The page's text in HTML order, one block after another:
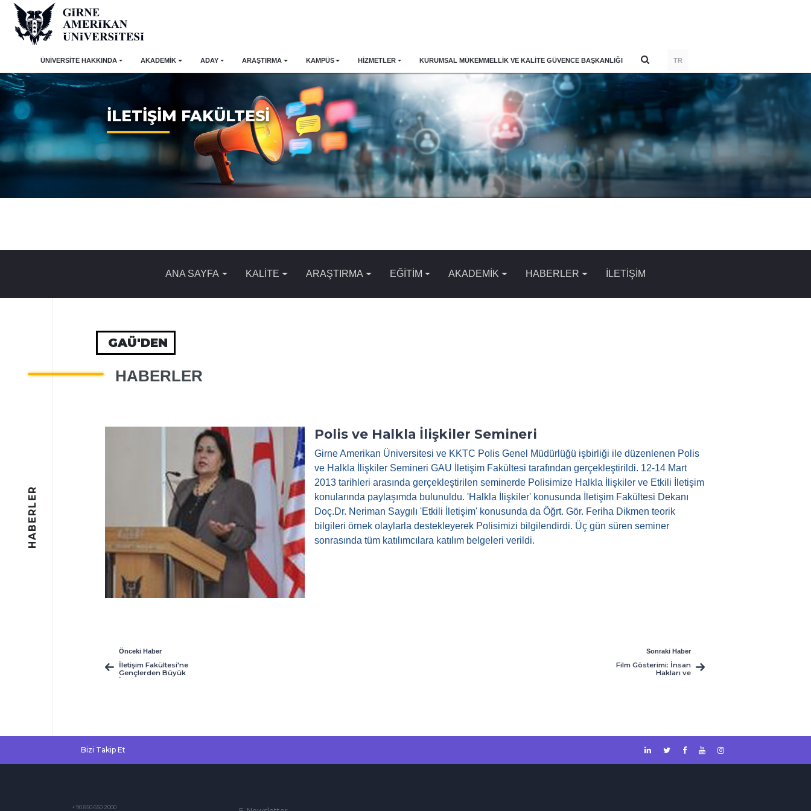
ÜNİVERSİTE HAKKINDA AKADEMİK ADAY ARAŞTIRMA KAMPÜS HİZMETLER KURUMSAL MÜKEMMELLIK VE KALITE GÜVENCE BAŞKANLIĞI TR
İLETİŞİM FAKÜLTESİ
ANA SAYFA KALİTE ARAŞTIRMA EĞİTİM AKADEMİK HABERLER İLETİŞİM
HABERLER
GAÜ'DEN
HABERLER
Polis ve Halkla İlişkiler Semineri
Girne Amerikan Üniversitesi ve KKTC Polis Genel Müdürlüğü işbirliği ile düzenlenen Polis
ve Halkla İlişkiler Semineri GAU İletişim Fakültesi tarafından gerçekleştirildi. 12-14 Mart
2013 tarihleri arasında gerçekleştirilen seminerde Polisimize Halkla İlişkiler ve Etkili İletişim
konularında paylaşımda bulunuldu. 'Halkla İlişkiler' konusunda İletişim Fakültesi Dekanı
Doç.Dr. Neriman Saygılı 'Etkili İletişim' konusunda da Öğrt. Gör. Feriha Dikmen teorik
bilgileri örnek olaylarla destekleyerek Polisimizi bilgilendirdi. Üç gün süren seminer
sonrasında tüm katılımcılara katılım belgeleri verildi.
Önceki Haber
İletişim Fakültesi'ne
Gençlerden Büyük
Sonraki Haber
Film Gösterimi: İnsan
Hakları ve
Bizi Takip Et
+ 90 850 650 2000